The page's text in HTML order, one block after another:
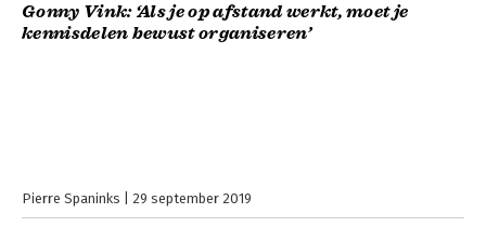
Gonny Vink: ‘Als je op afstand werkt, moet je
kennisdelen bewust organiseren’
Pierre Spaninks 29 september 2019